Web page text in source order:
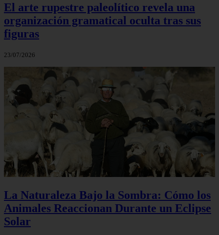
El arte rupestre paleolítico revela una
organización gramatical oculta tras sus
figuras
23/07/2026
La Naturaleza Bajo la Sombra: Cómo los
Animales Reaccionan Durante un Eclipse
Solar